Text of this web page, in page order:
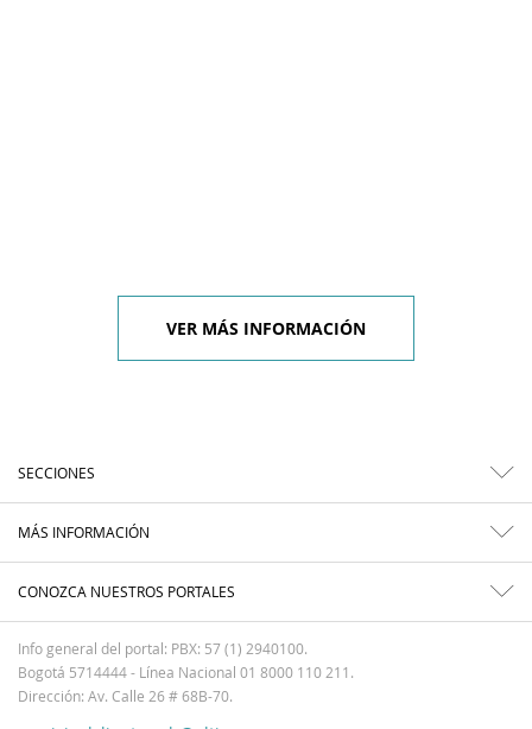
VER MÁS INFORMACIÓN
SECCIONES
MÁS INFORMACIÓN
CONOZCA NUESTROS PORTALES
Info general del portal: PBX: 57 (1) 2940100.
Bogotá 5714444 - Línea Nacional 01 8000 110 211.
Dirección: Av. Calle 26 # 68B-70.